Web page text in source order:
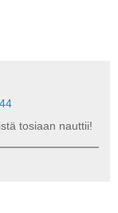
tosiaan nauttii!